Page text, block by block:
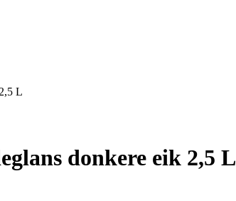
L
donkere eik 2,5 L